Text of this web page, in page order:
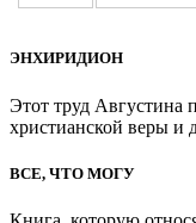
ЭНХИРИДИОН
Этот труд Августина
христианской веры и
ВСЕ, ЧТО МОГУ